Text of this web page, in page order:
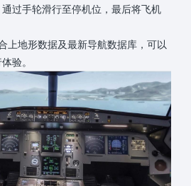
过手轮滑行至停机位，最后将飞机
上地形数据及最新导航数据库，可以
验。